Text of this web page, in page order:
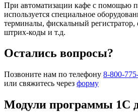
При автоматизации кафе с помощью
используется специальное
терминалы, фискальный
штрих-коды и т.д.
Остались вопросы?
Позвоните нам по телефону 8-800-
или свяжитесь через форму
Модули программы 1С